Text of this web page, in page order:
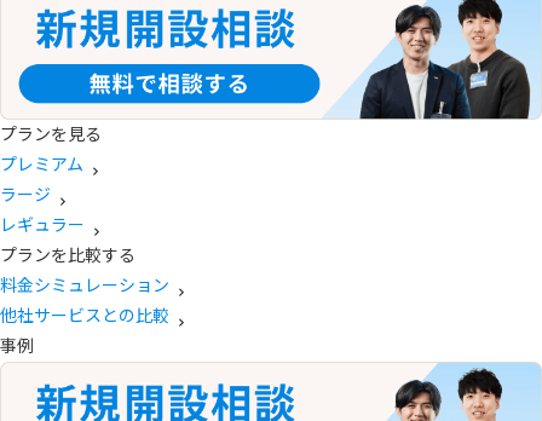
プランを見る
プレミアム
ラージ
レギュラー
プランを比較する
料金シミュレーション
他社サービスとの比較
事例